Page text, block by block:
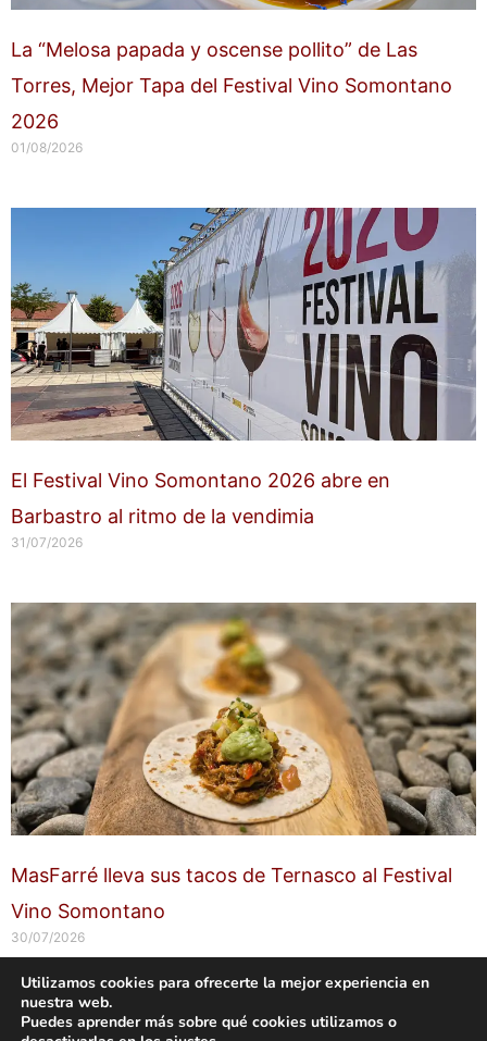
La “Melosa papada y oscense pollito” de Las
Torres, Mejor Tapa del Festival Vino Somontano
2026
01/08/2026
El Festival Vino Somontano 2026 abre en
Barbastro al ritmo de la vendimia
31/07/2026
MasFarré lleva sus tacos de Ternasco al Festival
Vino Somontano
30/07/2026
Copyright © 2026 labuenavidaenzaragoza.com
Sitio web protegido porMantenimiento web Zaragoza
Utilizamos cookies para ofrecerte la mejor experiencia en
nuestra web.
Puedes aprender más sobre qué cookies utilizamos o